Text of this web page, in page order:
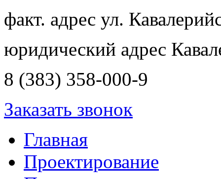
факт. адрес ул.
юридический адрес
8 (383) 358-000-9
Заказать звонок
Главная
Проектирование